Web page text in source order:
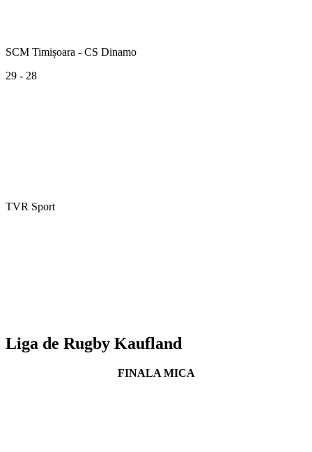
SCM Timișoara - CS Dinamo
29 - 28
TVR Sport
Liga de Rugby Kaufland
FINALA MICA